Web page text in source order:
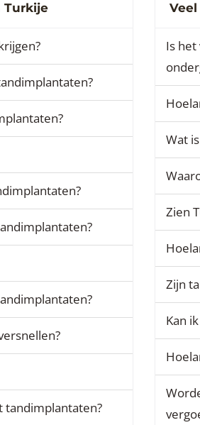
Turkije
tandimplantaten?
Is
Wat
Zien
Zijn
Kan